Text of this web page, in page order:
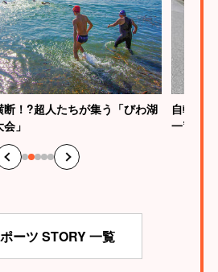
！?超人たちが集う「びわ湖
」
自転車
一”のス
ーツ STORY 一覧